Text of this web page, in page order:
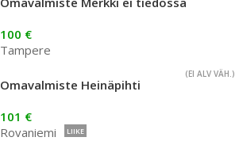
100 €
Tampere
(EI ALV VÄH.)
Omavalmiste Heinäpihti
101 €
Rovaniemi
LIIKE